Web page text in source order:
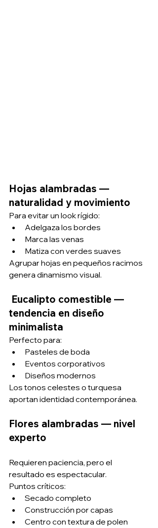
Hojas alambradas —
naturalidad y movimiento
Para evitar un look rígido:
Adelgaza los bordes
Marca las venas
Matiza con verdes suaves
Agrupar hojas en pequeños racimos
genera dinamismo visual.
tendencia en diseño
minimalista
Perfecto para:
Pasteles de boda
Eventos corporativos
Diseños modernos
Los tonos celestes o turquesa
aportan identidad contemporánea.
Flores alambradas — nivel
experto
Requieren paciencia, pero el
resultado es espectacular.
Puntos críticos:
Secado completo
Construcción por capas
Centro con textura de polen